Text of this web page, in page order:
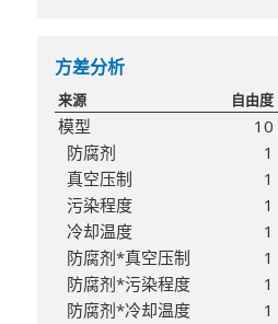
方差分析
来源 自由度
模型 10
防腐剂
1
真空压制
1
污染程度
1
冷却温度
1
防腐剂*真空压制
1
防腐剂*污染程度
1
防腐剂*冷却温度
1